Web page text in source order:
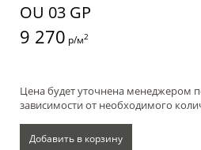
OU 03 GP
9 270 р/м2
Цена будет уточнена менеджером
зависимости от необходимого
Добавить в корзину